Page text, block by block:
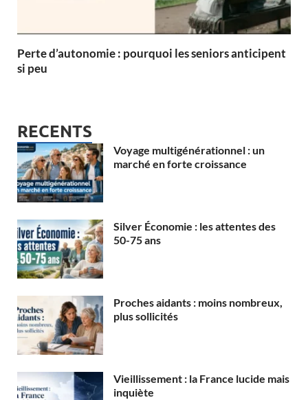
Perte d’autonomie : pourquoi les seniors anticipent
si peu
RECENTS
Voyage multigénérationnel : un
marché en forte croissance
Silver Économie : les attentes des
50-75 ans
Proches aidants : moins nombreux,
plus sollicités
Vieillissement : la France lucide mais
inquiète